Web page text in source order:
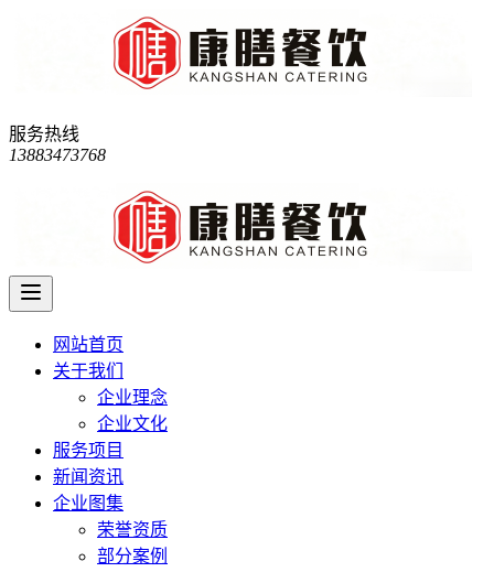
服务热线
13883473768
网站首页
关于我们
企业理念
企业文化
服务项目
新闻资讯
企业图集
荣誉资质
部分案例